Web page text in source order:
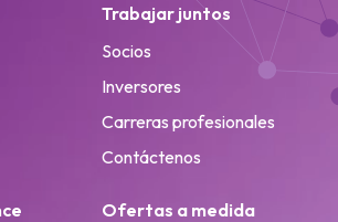
Trabajar juntos
Socios
Inversores
Carreras profesionales
Contáctenos
Ofertas a medida